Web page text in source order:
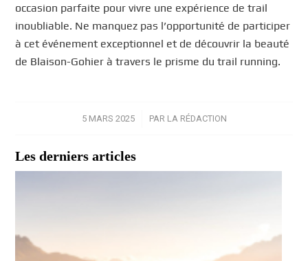
occasion parfaite pour vivre une expérience de trail
inoubliable. Ne manquez pas l’opportunité de participer
à cet événement exceptionnel et de découvrir la beauté
de Blaison-Gohier à travers le prisme du trail running.
5 MARS 2025
/ PAR LA RÉDACTION
Les derniers articles